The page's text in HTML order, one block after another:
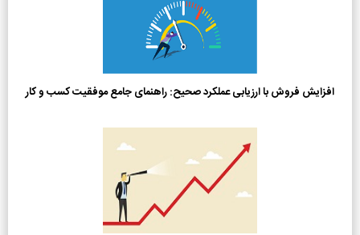
افزایش فروش با ارزیابی عملکرد صحیح: راهنمای جامع موفقیت کسب و کار